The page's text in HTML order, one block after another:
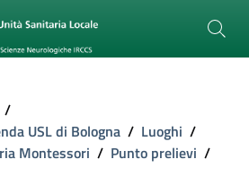
/
USL di Bologna / Luoghi /
Montessori / Punto prelievi /